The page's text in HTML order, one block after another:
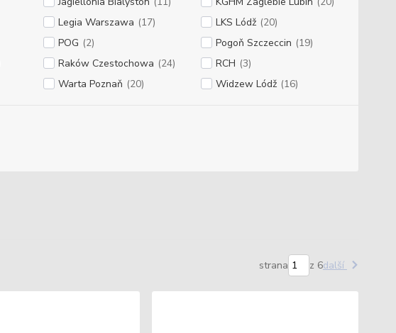
Legia Warszawa (17) LKS Lódž (20)
POG (2) Pogoň Szczeccin (19)
Raków Czestochowa (24) RCH (3)
Warta Poznaň (20) Widzew Lódž (16)
strana z 6další